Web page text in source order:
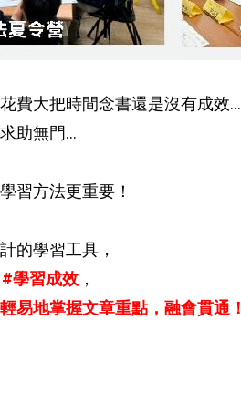
費大把時間念書還是沒有成效...
助無門...
習方法更重要！
的學習工具，
學習成效 ，
易地掌握文章重點，融會貫通！